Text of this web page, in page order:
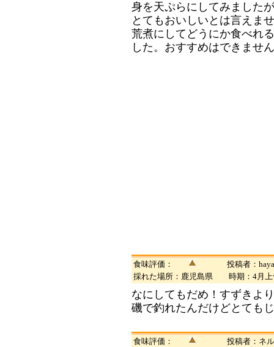
身を天ぷらにしてみました
とてもおいしいとは言えま
荒煮にしてどうにか食べれ
した。おすすめはできませ
食味評価：
投稿者：
採れた場所：鹿児島県 時期：4月
なにしてもだめ！すずきよ
磯で釣れたんだけどとても
食味評価：
投稿者：ネ